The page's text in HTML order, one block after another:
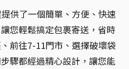
供了一個簡單、方便、快速
您輕鬆搞定包裹寄送，省時
前往7-11門市、選擇破壞袋
驟都經過精心設計，讓您能